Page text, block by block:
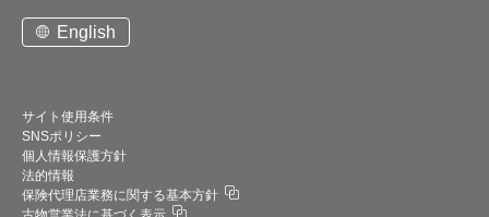
事業展開
中期経営計画
デジタルトランスフォーメーション（DX）
業績・財務情報
お問い合わせ
中途営業職
新卒・中途アフターサービス職
アルバイト
ご契約までの流れと費用
仕組みメリット
加盟店紹介
お問い合わせ
English
サイト使用条件
SNSポリシー
個人情報保護方針
法的情報
保険代理店業務に関する基本方針